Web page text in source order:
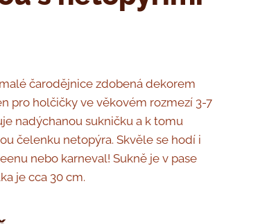
čarodějnice zdobená dekorem
pro holčičky ve věkovém rozmezí 3-7
nadýchanou sukničku a k tomu
čelenku netopýra. Skvěle se hodí i
nebo karneval! Sukně je v pase
je cca 30 cm.